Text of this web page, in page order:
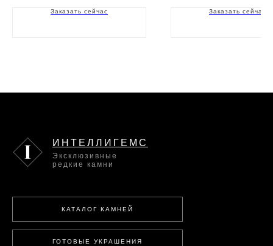
Заказать сейчас Заказать сейчас
КАТАЛОГ КАМНЕЙ
ГОТОВЫЕ УКРАШЕНИЯ
Эксклюзивные
редкие камни
ИНТЕЛЛИГЕМС